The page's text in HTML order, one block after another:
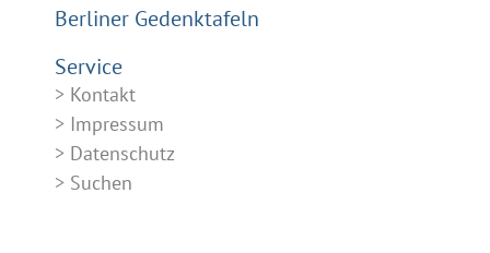
Berliner Gedenktafeln
Service
Kontakt
Impressum
Datenschutz
Suchen